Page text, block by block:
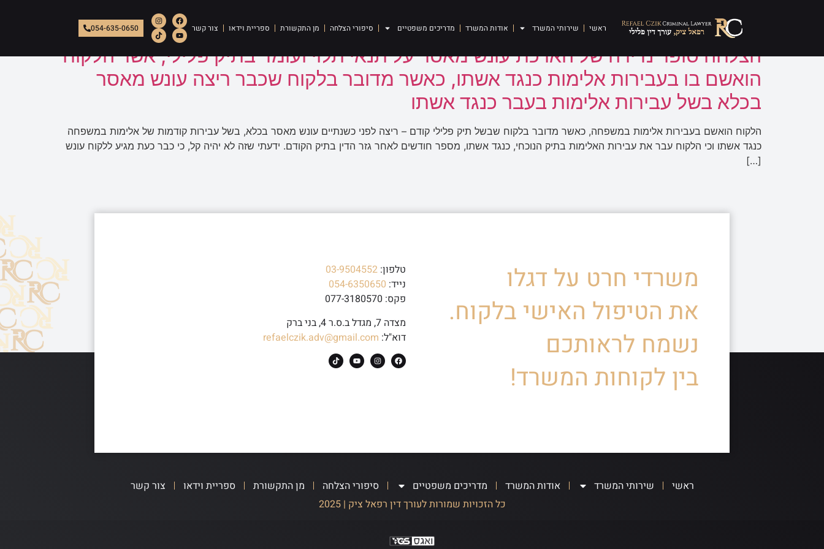
ראשי שירותי המשרד אודות המשרד מדריכים משפטיים סיפורי הצלחה מן התקשורת ספריית וידאו צור קשר 054-635-0650 תגית:הארכת ענישה מותנית
הצלחה סופר נדירה של הארכת עונש מאסר על תנאי תלוי ועומד בתיק פלילי, אשר הלקוח
הואשם בו בעבירות אלימות כנגד אשתו, כאשר מדובר בלקוח שכבר ריצה עונש מאסר
בכלא בשל עבירות אלימות בעבר כנגד אשתו
הלקוח הואשם בעבירות אלימות במשפחה, כאשר מדובר בלקוח שבשל תיק פלילי קודם – ריצה לפני כשנתיים עונש מאסר בכלא, בשל עבירות קודמות של אלימות במשפחה
כנגד אשתו וכי הלקוח עבר את עבירות האלימות בתיק הנוכחי, כנגד אשתו, מספר חודשים לאחר גזר הדין בתיק הקודם. ידעתי שזה לא יהיה קל, כי כבר כעת מגיע ללקוח עונש
[…]
משרדי חרט על דגלו
את הטיפול האישי בלקוח.
נשמח לראותכם
בין לקוחות המשרד!
טלפון: 03-9504552
נייד: 054-6350650
פקס: 077-3180570
מצדה 7, מגדל ב.ס.ר 4, בני ברק
דוא"ל: refaelczik.adv@gmail.com
ראשי שירותי המשרד אודות המשרד מדריכים משפטיים סיפורי הצלחה מן התקשורת ספריית וידאו
צור קשר
כל הזכויות שמורות לעורך דין רפאל ציק | 2025